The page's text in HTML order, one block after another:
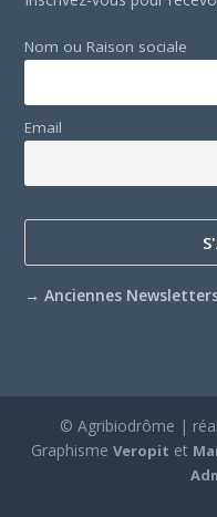
Nom ou Raison sociale
Email
→Anciennes
© Agribiodrôme |
Graphisme Veropit et